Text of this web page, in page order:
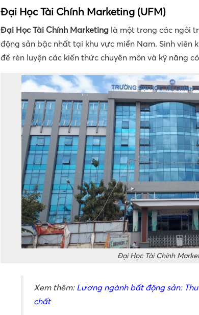
Đại Học Tài Chính Marketing (UFM)
Đại Học Tài Chính Marketing là một trong các ngôi
động sản bậc nhất tại khu vực miền Nam. Sinh viên
để rèn luyện các kiến thức chuyên môn và kỹ năng
Đại Học Tài Chính
Xem thêm: Lương ngành bất động sản:
chất